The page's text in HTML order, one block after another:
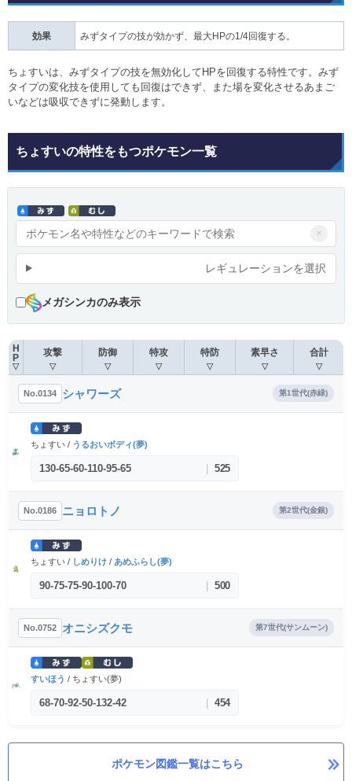
効果 みずタイプの技が効かず、最大HPの1/4回復する。
ちょすいは、みずタイプの技を無効化してHPを回復する特性です。みず
タイプの変化技を使用しても回復はできず、また場を変化させるあまご
いなどは吸収できずに発動します。
ちょすいの特性をもつポケモン一覧
×
レギュレーションを選択
メガシンカのみ表示
H
P
▽
攻撃
▽
防御
▽
特攻
▽
特防
▽
素早さ
▽
合計
▽
No.0134 シャワーズ 第1世代(赤緑)
ちょすい / うるおいボディ(夢)
130-65-60-110-95-65 525
No.0186 ニョロトノ 第2世代(金銀)
ちょすい / しめりけ / あめふらし(夢)
90-75-75-90-100-70 500
No.0752 オニシズクモ 第7世代(サンムーン)
すいほう / ちょすい(夢)
68-70-92-50-132-42 454
ポケモン図鑑一覧はこちら